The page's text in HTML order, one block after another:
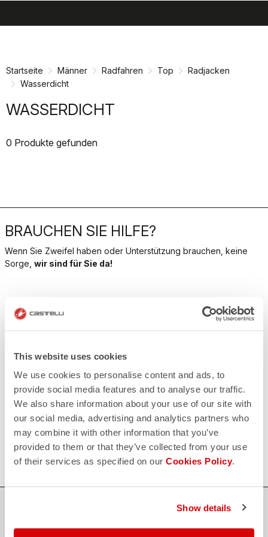
This website uses cookies
We use cookies to personalise content and ads, to
provide social media features and to analyse our traffic.
We also share information about your use of our site with
our social media, advertising and analytics partners who
may combine it with other information that you’ve
provided to them or that they’ve collected from your use
of their services as specified on our Cookies Policy.
Show details
Startseite Männer Radfahren Top
Radjacken
Wasserdicht
WASSERDICHT
0 Produkte gefunden
BRAUCHEN SIE HILFE?
Wenn Sie Zweifel haben oder Unterstützung brauchen, keine
Sorge, wir sind für Sie da!
email
KONTAKT
replay
RÜCKSENDUNGEN UND ERSTATTUNGEN
Rückgabe der Bestellung garantiert
innerhalb von 30 Tagen nach der Lieferung
Entdecken Sie die Rückgabebedingungen
quiz
FAQ
Haben Sie noch weitere Fragen?
Kein Problem, wir haben alle Antworten!
Klicken Sie hier.
Der Support, den du brauchst, mit Castelli Qualität in jedem Detail.